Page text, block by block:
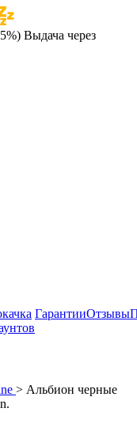
Выдача через
ГарантииОтзывы
> Альбион черные